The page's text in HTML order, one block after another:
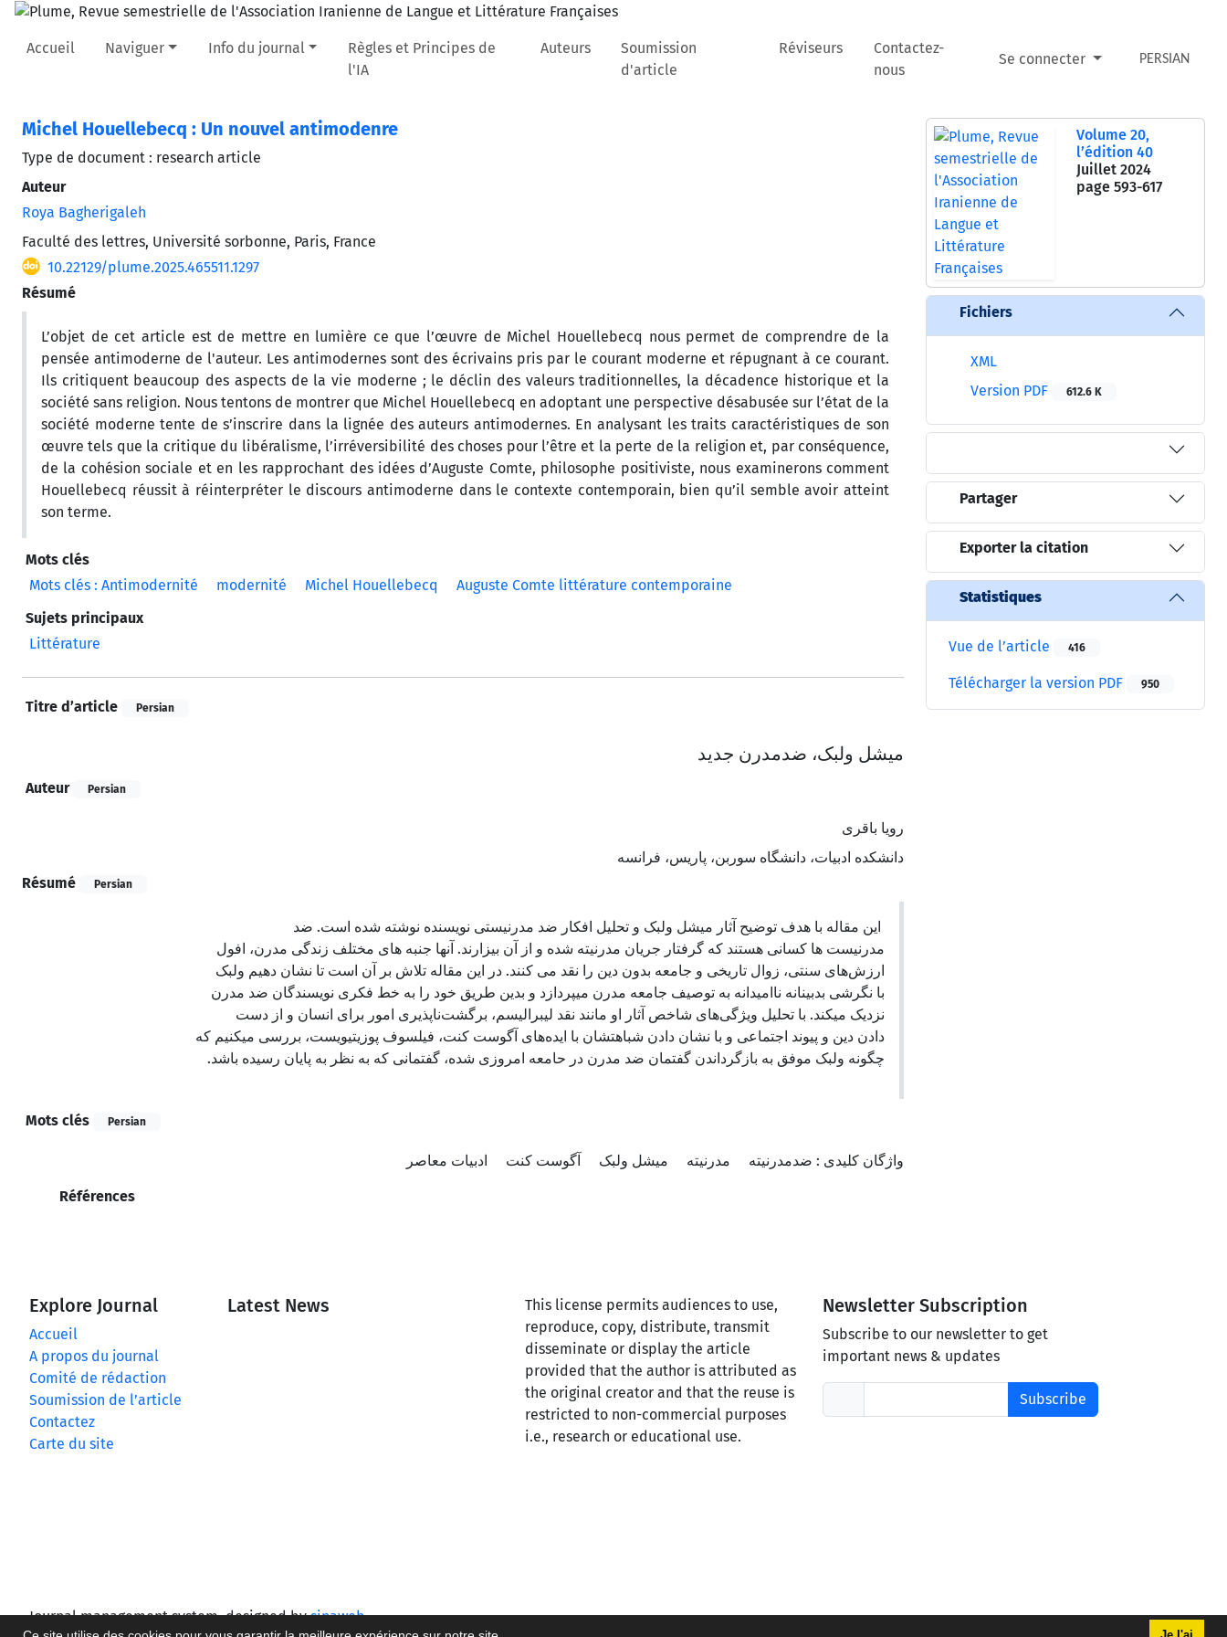
Accueil Naviguer Info du journal
Règles et Principes de
l'IA
Auteurs
Soumission
d'article
Réviseurs
Contactez-
nous
Se connecter PERSIAN
Michel Houellebecq : Un nouvel antimodenre
Type de document : research article
Auteur
Roya Bagherigaleh
Faculté des lettres, Université sorbonne, Paris, France
10.22129/plume.2025.465511.1297
Résumé
L’objet de cet article est de mettre en lumière ce que l’œuvre de Michel Houellebecq nous permet de comprendre de la
pensée antimoderne de l'auteur. Les antimodernes sont des écrivains pris par le courant moderne et répugnant à ce courant.
Ils critiquent beaucoup des aspects de la vie moderne ; le déclin des valeurs traditionnelles, la décadence historique et la
société sans religion. Nous tentons de montrer que Michel Houellebecq en adoptant une perspective désabusée sur l’état de la
société moderne tente de s’inscrire dans la lignée des auteurs antimodernes. En analysant les traits caractéristiques de son
œuvre tels que la critique du libéralisme, l’irréversibilité des choses pour l’être et la perte de la religion et, par conséquence,
de la cohésion sociale et en les rapprochant des idées d’Auguste Comte, philosophe positiviste, nous examinerons comment
Houellebecq réussit à réinterpréter le discours antimoderne dans le contexte contemporain, bien qu’il semble avoir atteint
son terme.
Mots clés
Mots clés : Antimodernité
modernité Michel Houellebecq
Auguste Comte littérature contemporaine
Sujets principaux
Littérature
Titre d’article Persian
میشل ولبک، ضدمدرن جدید
Auteur Persian
رویا باقری
دانشکده ادبیات، دانشگاه سوربن، پاریس، فرانسه
Résumé
Persian
این مقاله با هدف توضیح آثار میشل ولبک و تحلیل افکار ضد مدرنیستی نویسنده نوشته شده است. ضد
مدرنیست ها کسانی هستند که گرفتار جریان مدرنیته شده و از آن بیزارند. آنها جنبه های مختلف زندگی مدرن، افول
ارزش‌های سنتی، زوال تاریخی و جامعه بدون دین را نقد می کنند. در این مقاله تلاش بر آن است تا نشان دهیم ولبک
با نگرشی بدبینانه ناامیدانه به توصیف جامعه مدرن میپردازد و بدین طریق خود را به خط فکری نویسندگان ضد مدرن
نزدیک میکند. با تحلیل ویژگی‌های شاخص آثار او مانند نقد لیبرالیسم، برگشت‌ناپذیری امور برای انسان و از دست
دادن دین و پیوند اجتماعی و با نشان دادن شباهتشان با ایده‌های آگوست کنت، فیلسوف پوزیتیویست، بررسی میکنیم که
چگونه ولبک موفق به بازگرداندن گفتمان ضد مدرن در حامعه امروزی شده، گفتمانی که به نظر به پایان رسیده باشد.
Mots clés Persian
واژگان کلیدی : ضدمدرنیته مدرنیته میشل ولبک آگوست کنت ادبیات معاصر
Références
Volume 20,
l’édition 40
Juillet 2024
page 593-617
Fichiers
XML
Version PDF
612.6 K
Partager
Exporter la citation
Statistiques
Vue de l’article 416
Télécharger la version PDF 950
Explore Journal
Accueil
A propos du journal
Comité de rédaction
Soumission de l’article
Contactez
Carte du site
Latest News
This license permits audiences to use,
reproduce, copy, distribute, transmit
disseminate or display the article
provided that the author is attributed as
the original creator and that the reuse is
restricted to non-commercial purposes
i.e., research or educational use.
Newsletter Subscription
Subscribe to our newsletter to get
important news & updates
Subscribe
Journal management system.designed bysinaweb